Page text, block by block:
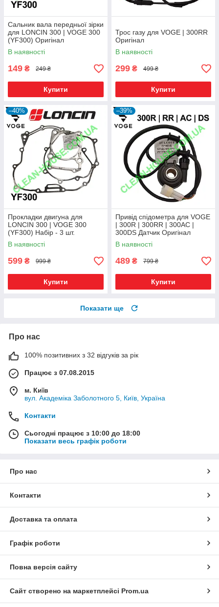
Сальник вала передньої зірки
для LONCIN 300 | VOGE 300
(YF300) Оригінал
В наявності
149 ₴ 249 ₴
Купити
Трос газу для VOGE | 300RR
Оригінал
В наявності
299 ₴ 499 ₴
Купити
–40%
Прокладки двигуна для
LONCIN 300 | VOGE 300
(YF300) Набір - 3 шт.
Оригінал
В наявності
599 ₴ 999 ₴
Купити
–39%
Привід спідометра для VOGE
| 300R | 300RR | 300AC |
300DS Датчик Оригінал
В наявності
489 ₴ 799 ₴
Купити
Показати ще
Про нас
100% позитивних з 32 відгуків за рік
Працює з 07.08.2015
м. Київ
вул. Академіка Заболотного 5, Київ, Україна
Контакти
Сьогодні працює з 10:00 до 18:00
Показати весь графік роботи
Про нас
Контакти
Доставка та оплата
Графік роботи
Повна версія сайту
Сайт створено на маркетплейсі Prom.ua